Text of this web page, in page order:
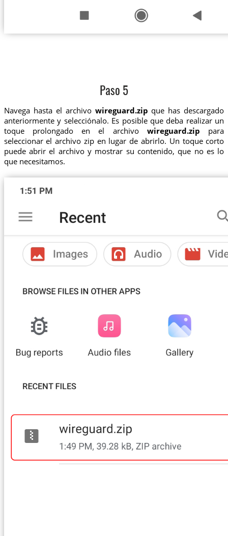
Paso 5
Navega hasta el archivo wireguard.zip que has descargado
anteriormente y selecciónalo. Es posible que deba realizar un
toque prolongado en el archivowireguard.zip para
seleccionar el archivo zip en lugar de abrirlo. Un toque corto
puede abrir el archivo y mostrar su contenido, que no es lo
que necesitamos.